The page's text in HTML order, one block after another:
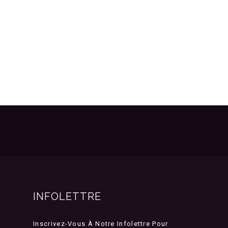
INFOLETTRE
Inscrivez-Vous À Notre Infolettre Pour